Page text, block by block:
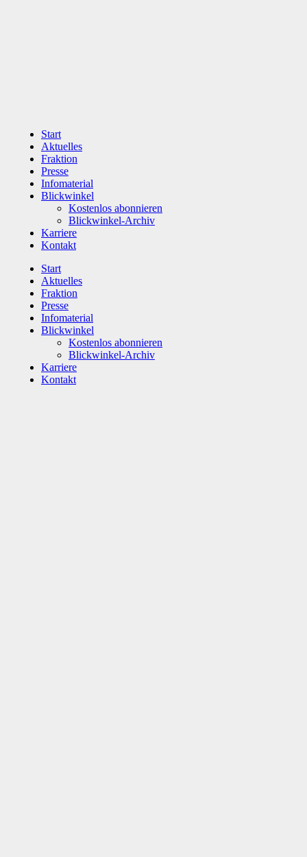
Start
Aktuelles
Fraktion
Presse
Infomaterial
Blickwinkel
Kostenlos abonnieren
Blickwinkel-Archiv
Karriere
Kontakt
Start
Aktuelles
Fraktion
Presse
Infomaterial
Blickwinkel
Kostenlos abonnieren
Blickwinkel-Archiv
Karriere
Kontakt